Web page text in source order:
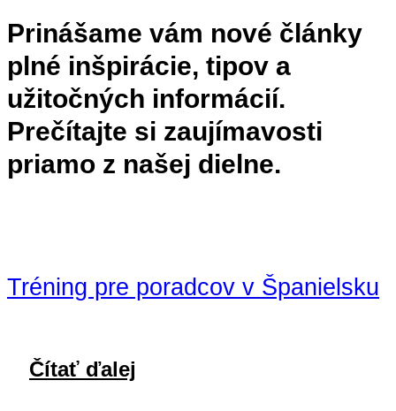
Prinášame vám nové články
plné inšpirácie, tipov a
užitočných informácií.
Prečítajte si zaujímavosti
priamo z našej dielne.
Tréning pre poradcov v Španielsku
Čítať ďalej